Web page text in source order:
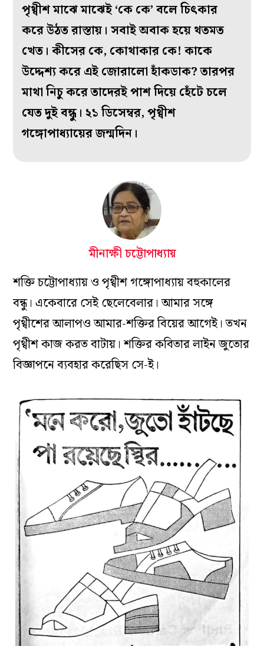
পৃথ্বীশ মাঝে মাঝেই ‘কে কে’ বলে চিৎকার
করে উঠত রাস্তায়। সবাই অবাক হয়ে থতমত
খেত। কীসের কে, কোথাকার কে! কাকে
উদ্দেশ্য করে এই জোরালো হাঁকডাক? তারপর
মাথা নিচু করে তাদেরই পাশ দিয়ে হেঁটে চলে
যেত দুই বন্ধু। ২১‌ ডিসেম্বর, পৃথ্বীশ
গঙ্গোপাধ্যায়ের জন্মদিন।
মীনাক্ষী চট্টোপাধ্যায়
শক্তি চট্টোপাধ্যায় ও পৃথ্বীশ গঙ্গোপাধ্যায় বহুকালের
বন্ধু। একেবারে সেই ছেলেবেলার। আমার সঙ্গে
পৃথ্বীশের আলাপও আমার-শক্তির বিয়ের আগেই। তখন
পৃথ্বীশ কাজ করত বাটায়। শক্তির কবিতার লাইন জুতোর
বিজ্ঞাপনে ব্যবহার করেছিস সে-ই।